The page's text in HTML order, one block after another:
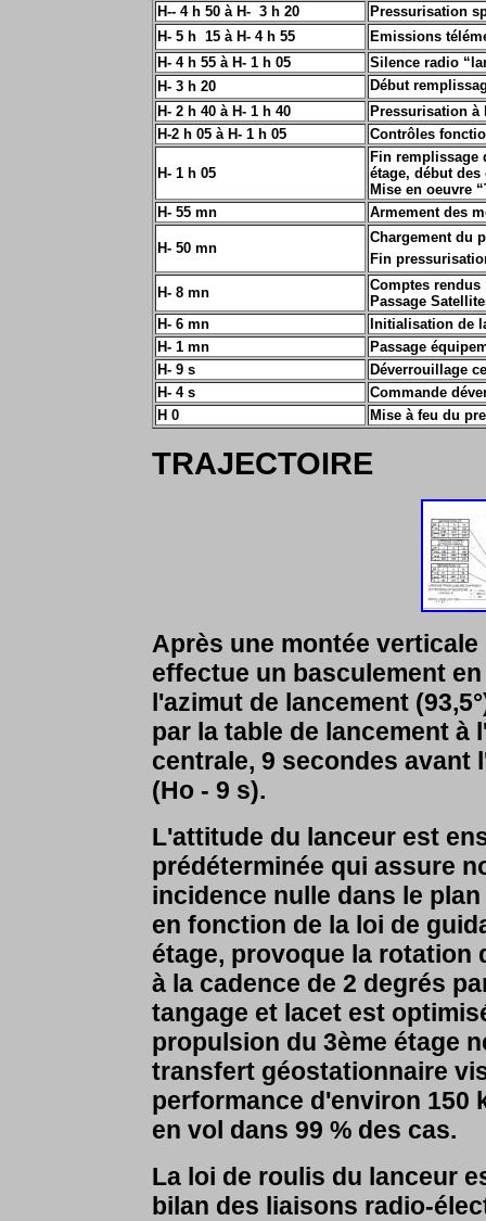
H-- 4 h 50 à H- 3 h 20
Pressurisation
H- 5 h 15 à H- 4 h 55
Emissions
H- 4 h 55 à H- 1 h 05
Silence radio
H- 3 h 20
Début
H- 2 h 40 à H- 1 h 40
Pressurisation
H-2 h 05 à H- 1 h 05
Contrôles
H- 1 h 05
Fin remplissage
étage, début
Mise en oeuvre
H- 55 mn
Armement des
H- 50 mn
Chargement du
Fin
H- 8 mn
Comptes
Passage
H- 6 mn
Initialisation de
H- 1 mn
Passage
H- 9 s
Déverrouillage
H- 4 s
Commande
H 0
Mise à feu du
TRAJECTOIRE
Après une montée verticale
effectue un basculement
l'azimut de lancement
par la table de lancement à
centrale, 9 secondes avant
(Ho - 9 s).
L'attitude du lanceur est
prédéterminée qui assure
incidence nulle dans le
en fonction de la loi de
étage, provoque la rotation
à la cadence de 2 degrés
tangage et lacet est
propulsion du 3ème étage
transfert géostationnaire
performance d'environ 150
en vol dans 99 % des cas.
La loi de roulis du lanceur
bilan des liaisons radio-